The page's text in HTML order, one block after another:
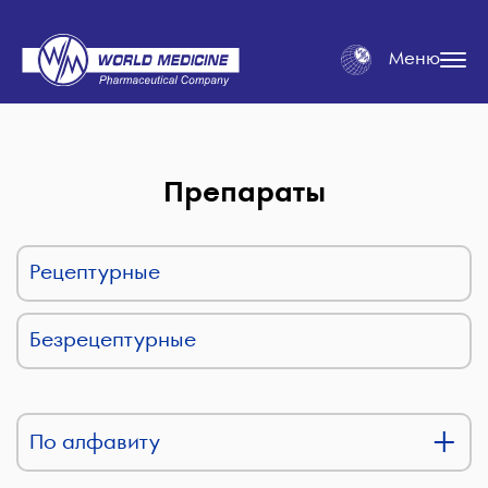
Меню
Препараты
Рецептурные
Безрецептурные
По алфавиту